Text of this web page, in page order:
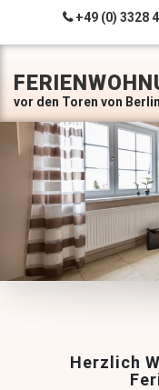
content
+49 (0) 3328
Herzlich